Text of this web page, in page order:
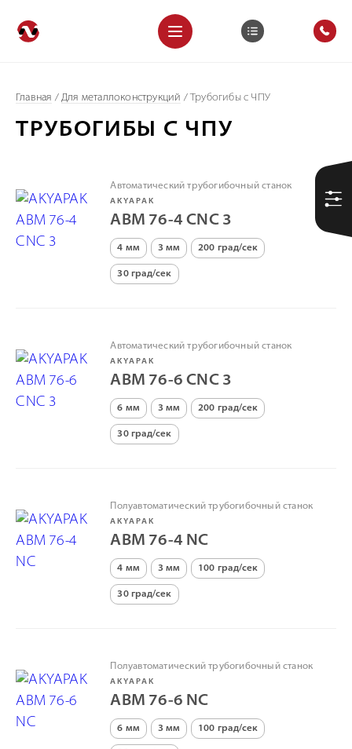
Главная /Для металлоконструкций /Трубогибы с ЧПУ
ТРУБОГИБЫ С ЧПУ
Автоматический трубогибочный станок
AKYAPAK
ABM 76-4 CNC 3
4 мм 3 мм 200 град/сек
30 град/сек
Автоматический трубогибочный станок
AKYAPAK
ABM 76-6 CNC 3
6 мм 3 мм 200 град/сек
30 град/сек
Полуавтоматический трубогибочный станок
AKYAPAK
ABM 76-4 NC
4 мм 3 мм 100 град/сек
30 град/сек
Полуавтоматический трубогибочный станок
AKYAPAK
ABM 76-6 NC
6 мм 3 мм 100 град/сек